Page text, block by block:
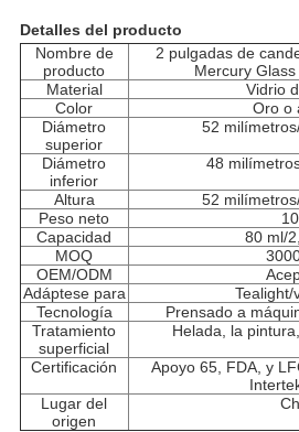
Detalles del producto
Nombre de
producto
2 pulgadas de
Mercury
Material
Vidrio
Color
Oro o
Diámetro
superior
52
Diámetro
inferior
48
Altura
52
Peso neto
Capacidad
80 ml/
MOQ
OEM/ODM
Adáptese para
Tealight/
Tecnología
Prensado a
Tratamiento
superficial
Helada, la
Certificación
Apoyo 65, FDA, y
Lugar del
origen